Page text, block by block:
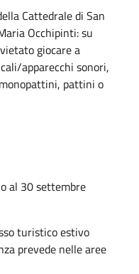
Cattedrale di San
Occhipinti: su
giocare a
apparecchi sonori,
pattini o
al 30 settembre
turistico estivo
prevede nelle aree